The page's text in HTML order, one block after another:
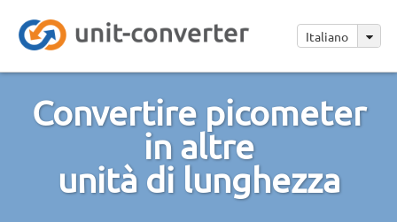
Italiano
Convertire picometer
in altre
unità di lunghezza